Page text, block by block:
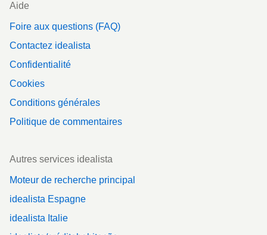
Aide
Foire aux questions (FAQ)
Contactez idealista
Confidentialité
Cookies
Conditions générales
Politique de commentaires
Autres services idealista
Moteur de recherche principal
idealista Espagne
idealista Italie